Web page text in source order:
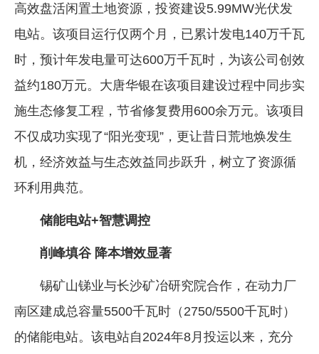
高效盘活闲置土地资源，投资建设5.99MW光伏发
电站。该项目运行仅两个月，已累计发电140万千瓦
时，预计年发电量可达600万千瓦时，为该公司创效
益约180万元。大唐华银在该项目建设过程中同步实
施生态修复工程，节省修复费用600余万元。该项目
不仅成功实现了“阳光变现”，更让昔日荒地焕发生
机，经济效益与生态效益同步跃升，树立了资源循
环利用典范。
储能电站+智慧调控
削峰填谷 降本增效显著
锡矿山锑业与长沙矿冶研究院合作，在动力厂
南区建成总容量5500千瓦时（2750/5500千瓦时）
的储能电站。该电站自2024年8月投运以来，充分